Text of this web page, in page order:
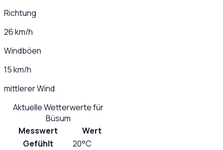
Richtung
26 km/h
Windböen
15 km/h
mittlerer Wind
Aktuelle Wetterwerte für
Büsum
Messwert
Wert
Gefühlt
20°C